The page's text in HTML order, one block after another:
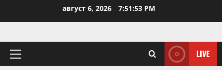
август 6, 2026 7:51:54 PM
Primary
LIVE